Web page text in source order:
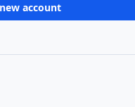
account